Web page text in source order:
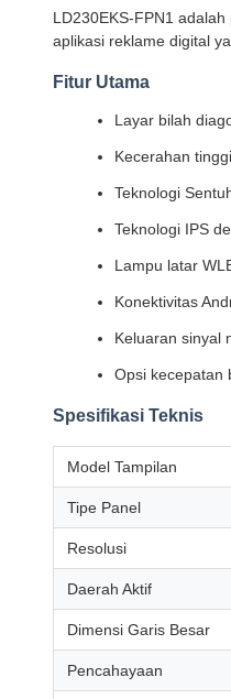
LD230EKS-FPN1
aplikasi reklame digital
Fitur Utama
Layar bilah
Kecerahan
Teknologi
Teknologi IPS
Lampu latar
Konektivitas
Keluaran sinyal
Opsi kecepatan
Spesifikasi Teknis
Model Tampilan
Tipe Panel
Resolusi
Daerah Aktif
Dimensi Garis Besar
Pencahayaan